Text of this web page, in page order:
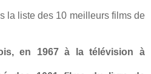
la liste des 10 meilleurs films de
en 1967 à la télévision à